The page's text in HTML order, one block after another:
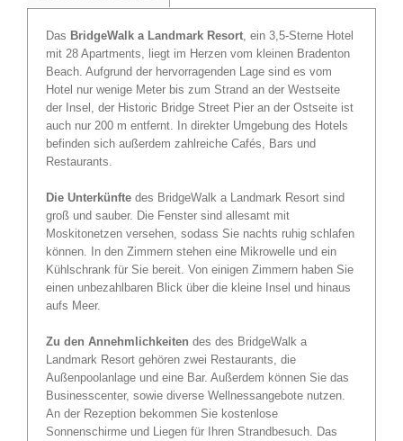
Das BridgeWalk a Landmark Resort , ein 3,5-Sterne Hotel
mit 28 Apartments, liegt im Herzen vom kleinen Bradenton
Beach. Aufgrund der hervorragenden Lage sind es vom
Hotel nur wenige Meter bis zum Strand an der Westseite
der Insel, der Historic Bridge Street Pier an der Ostseite ist
auch nur 200 m entfernt. In direkter Umgebung des Hotels
befinden sich außerdem zahlreiche Cafés, Bars und
Restaurants.
Die Unterkünfte des BridgeWalk a Landmark Resort sind
groß und sauber. Die Fenster sind allesamt mit
Moskitonetzen versehen, sodass Sie nachts ruhig schlafen
können. In den Zimmern stehen eine Mikrowelle und ein
Kühlschrank für Sie bereit. Von einigen Zimmern haben Sie
einen unbezahlbaren Blick über die kleine Insel und hinaus
aufs Meer.
Zu den Annehmlichkeiten des des BridgeWalk a
Landmark Resort gehören zwei Restaurants, die
Außenpoolanlage und eine Bar. Außerdem können Sie das
Businesscenter, sowie diverse Wellnessangebote nutzen.
An der Rezeption bekommen Sie kostenlose
Sonnenschirme und Liegen für Ihren Strandbesuch. Das